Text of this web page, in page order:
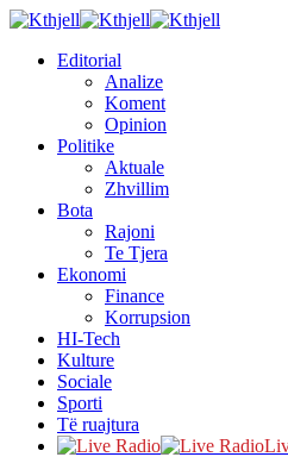
Editorial
Analize
Koment
Opinion
Politike
Aktuale
Zhvillim
Bota
Rajoni
Te Tjera
Ekonomi
Finance
Korrupsion
HI-Tech
Kulture
Sociale
Sporti
Të ruajtura